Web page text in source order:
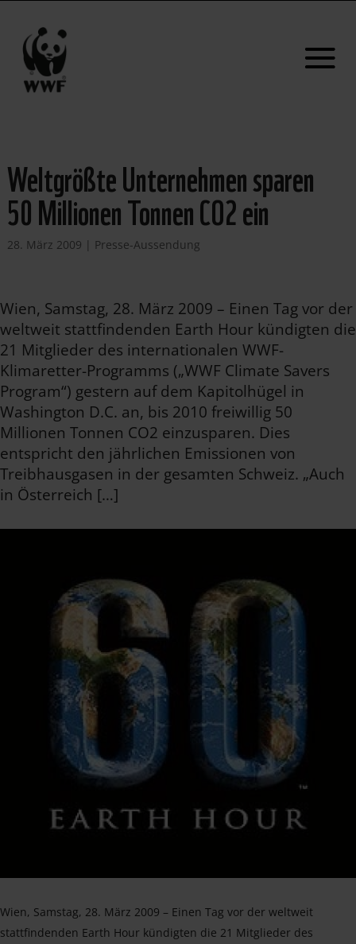
Weltgrößte Unternehmen sparen
50 Millionen Tonnen CO2 ein
28. März 2009 | Presse-Aussendung
Wien, Samstag, 28. März 2009 – Einen Tag vor der
weltweit stattfindenden Earth Hour kündigten die
21 Mitglieder des internationalen WWF-
Klimaretter-Programms („WWF Climate Savers
Program“) gestern auf dem Kapitolhügel in
Washington D.C. an, bis 2010 freiwillig 50
Millionen Tonnen CO2 einzusparen. Dies
entspricht den jährlichen Emissionen von
Treibhausgasen in der gesamten Schweiz. „Auch
in Österreich […]
Wien, Samstag, 28. März 2009 – Einen Tag vor der weltweit
stattfindenden Earth Hour kündigten die 21 Mitglieder des